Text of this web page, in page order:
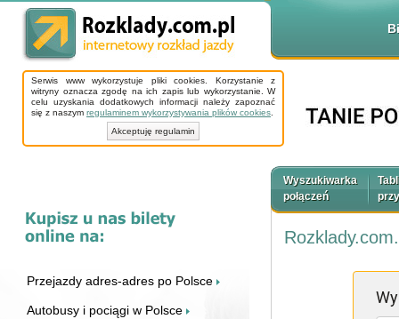
Serwis www wykorzystuje pliki cookies. Korzystanie z
witryny oznacza zgodę na ich zapis lub wykorzystanie. W
celu uzyskania dodatkowych informacji należy zapoznać
się z naszym regulaminem wykorzystywania plików cookies
Akceptuję regulamin
Przejazdy adres-adres po Polsce
Autobusy i pociągi w Polsce
Wyszukiwarka
połączeń